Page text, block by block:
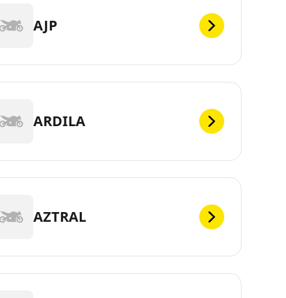
AJP
ARDILA
AZTRAL